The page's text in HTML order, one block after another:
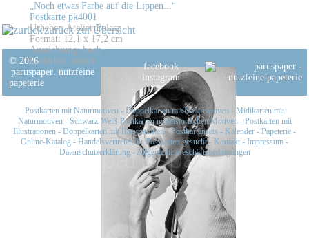
„Noch etwas Farbe auf die Lippen...“
Postkarte pk4001
Urheber: Atelier Balasz
Format: 12,1 x 17,2 cm
Ausrichtung: hoch
Lieferbar: sofort
zurück zur Übersicht
© 2026
paruspaper. nutzfeine
papeterie
facebook
instagram
Postkarten mit Naturmotiven - Doppelkarten mit Naturmotiven - Midikarten mit
Naturmotiven- Schwarz-Weiß-Postkarten mit historischen Motiven- Postkarten mit
Illustrationen - Doppelkarten mit Illustrationen-Postkartensets - Kalender - Papeterie -
Online-Katalog - Handelsvertreter für Postkarten gesucht- Kontakt - Impressum -
Datenschutzerklärung-Allgemeine Geschäftsbedingungen